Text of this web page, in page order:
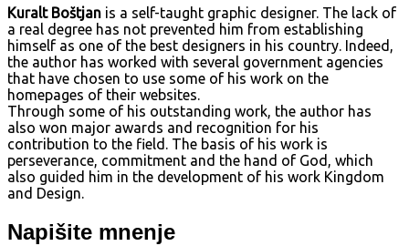
Kuralt Boštjan is a self-taught graphic designer. The lack of
a real degree has not prevented him from establishing
himself as one of the best designers in his country. Indeed,
the author has worked with several government agencies
that have chosen to use some of his work on the
homepages of their websites.
Through some of his outstanding work, the author has
also won major awards and recognition for his
contribution to the field. The basis of his work is
perseverance, commitment and the hand of God, which
also guided him in the development of his work Kingdom
and Design.
Napišite mnenje